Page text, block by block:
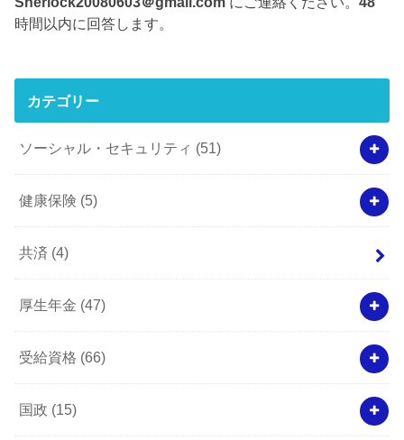
時間以内に回答します。
カテゴリー
ソーシャル・セキュリティ (51)
健康保険 (5)
共済 (4)
厚生年金 (47)
受給資格 (66)
国政 (15)